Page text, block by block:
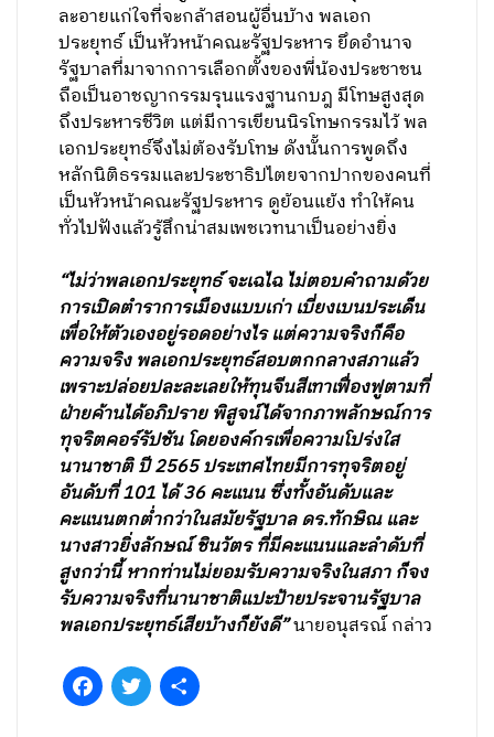
ละอายแก่ใจที่จะกล้าสอนผู้อื่นบ้าง พลเอก
ประยุทธ์ เป็นหัวหน้าคณะรัฐประหาร ยึดอำนาจ
รัฐบาลที่มาจากการเลือกตั้งของพี่น้องประชาชน
ถือเป็นอาชญากรรมรุนแรงฐานกบฎ มีโทษสูงสุด
ถึงประหารชีวิต แต่มีการเขียนนิรโทษกรรมไว้ พล
เอกประยุทธ์จึงไม่ต้องรับโทษ ดังนั้นการพูดถึง
หลักนิติธรรมและประชาธิปไตยจากปากของคนที่
เป็นหัวหน้าคณะรัฐประหาร ดูย้อนแย้ง ทำให้คน
ทั่วไปฟังแล้วรู้สึกน่าสมเพชเวทนาเป็นอย่างยิ่ง
“ไม่ว่าพลเอกประยุทธ์ จะเฉไฉ ไม่ตอบคำถามด้วย
การเปิดตำราการเมืองแบบเก่า เบี่ยงเบนประเด็น
เพื่อให้ตัวเองอยู่รอดอย่างไร แต่ความจริงก็คือ
ความจริง พลเอกประยุทธ์สอบตกกลางสภาแล้ว
เพราะปล่อยปละละเลยให้ทุนจีนสีเทาเฟื่องฟูตามที่
ฝ่ายค้านได้อภิปราย พิสูจน์ได้จากภาพลักษณ์การ
ทุจริตคอร์รัปชัน โดยองค์กรเพื่อความโปร่งใส
นานาชาติ ปี 2565 ประเทศไทยมีการทุจริตอยู่
อันดับที่ 101 ได้ 36 คะแนน ซึ่งทั้งอันดับและ
คะแนนตกต่ำกว่าในสมัยรัฐบาล ดร.ทักษิณ และ
นางสาวยิ่งลักษณ์ ชินวัตร ที่มีคะแนนและลำดับที่
สูงกว่านี้ หากท่านไม่ยอมรับความจริงในสภา ก็จง
รับความจริงที่นานาชาติแปะป้ายประจานรัฐบาล
พลเอกประยุทธ์เสียบ้างก็ยังดี”นายอนุสรณ์ กล่าว
FacebookTwitter